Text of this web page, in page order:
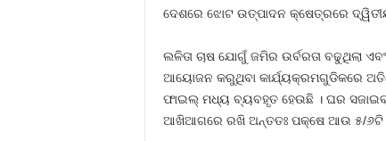
ଦେଶରେ ଝୋଟ ଉତ୍ପାଦନ କ୍ଷେତ୍ରରେ
ଲଳିତା ଚାଷ ଯୋଗୁଁ ଜମିର ଉର୍ବରତା ବଢୁଥିଲା
ଆୟୋଜନ କରୁଥିବା କାର୍ଯ୍ୟକ୍ରମଗୁଡିକରେ
ଫାଇଲ୍‍ ମଧ୍ୟ ବ୍ୟବହୃତ ହେଉଛି । ଘର
ଆଖିଆଗରେ ରଖି ଅନ୍ତତଃ ପକ୍ଷେ ଆଉ ୫/୬ଟି